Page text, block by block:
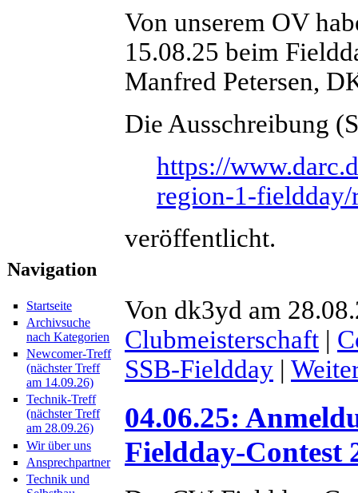
Navigation
Startseite
Archivsuche
nach Kategorien
Newcomer-Treff
(nächster Treff
am 14.09.26)
Technik-Treff
(nächster Treff
am 28.09.26)
Wir über uns
Ansprechpartner
Technik und
Von unserem OV
15.08.25 beim
Manfred Petersen,
Die Ausschreibung
https://
region-1-fieldday/
veröffentlicht.
Von dk3yd am
Clubmeisterschaft |
SSB-Fieldday |
04.06.25:
Fieldday-Contest